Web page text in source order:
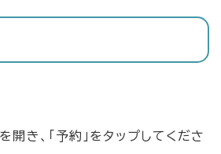
開き、「予約」をタップしてくださ